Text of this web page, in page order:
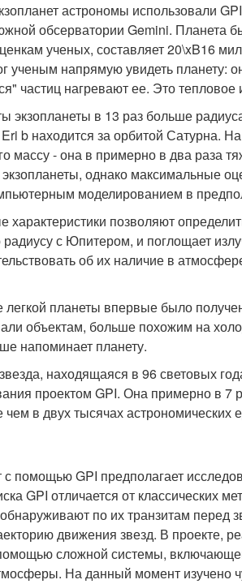
астрономы использовали
обсерватории Gemini. Планета
ученых, составляет 20\xB16
ученым напрямую увидеть планету:
частиц нагревают ее. Это тепловое
экзопланеты в 13 раз больше
b находится за орбитой Сатурна.
массу - она в примерно в два раза
однако максимальные
моделированием в
характеристики позволяют
с Юпитером, и поглощает
об их наличие в
планеты впервые было
объектам, больше похожим на
напоминает планету.
находящаяся в 96 световых
проектом GPI. Она примерно в 7
в двух тысячах астрономических
с помощью GPI предполагает
GPI отличается от
по их транзитам
движения звезд. В проекте,
сложной системы,
На данный момент изучено